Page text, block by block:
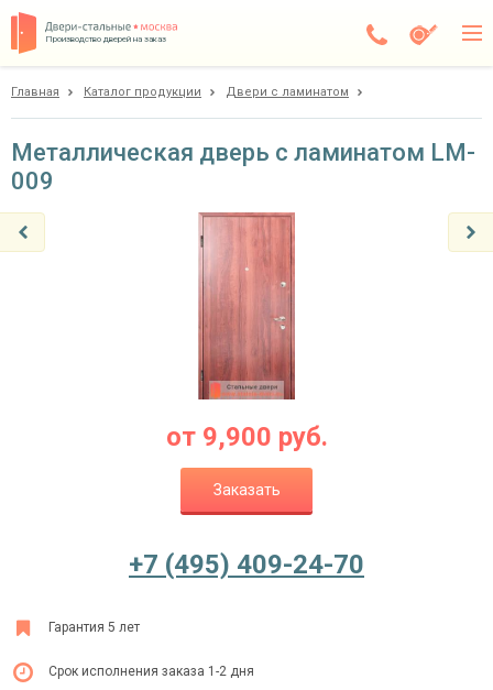
Производство дверей на заказ
Ежедневно с 08:00 до 24:00
Главная Каталог продукции Двери с ламинатом
Металлическая дверь с ламинатом LM-
009
от 9,900 руб.
Заказать
+7 (495) 409-24-70
Гарантия 5 лет
Срок исполнения заказа 1-2 дня